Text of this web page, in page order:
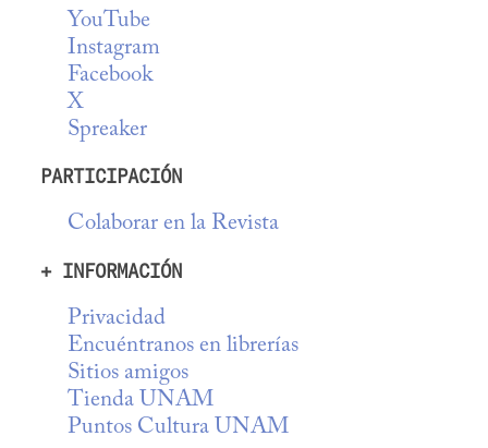
YouTube
Instagram
Facebook
X
Spreaker
PARTICIPACIÓN
Colaborar en la Revista
+ INFORMACIÓN
Privacidad
Encuéntranos en librerías
Sitios amigos
Tienda UNAM
Puntos Cultura UNAM